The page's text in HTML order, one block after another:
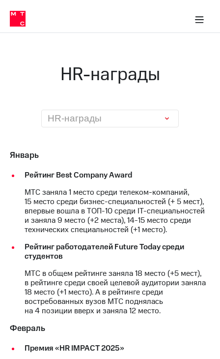
Медиа-центр
и акционерам
Устойчивое развитие
Комплаенс и деловая этика
компании
Карьера
Руководство
Контакты
Медиа-центр
Пресс-
релизы
о технологиях
Интервью
Финансовая
отчетность
Контакты
Новости
в МТС
МТС
о технологиях
HR-награды
HR-награды
Январь
Рейтинг Best Company Award
МТС заняла 1 место среди телеком-компаний,
15 место среди бизнес-специальностей (+ 5 мест),
впервые вошла в ТОП-10 среди IT-специальностей
и заняла 9 место (+2 места), 14-15 место среди
технических специальностей (+1 место).
Рейтинг работодателей Future Today среди
студентов
МТС в общем рейтинге заняла 18 место (+5 мест),
в рейтинге среди своей целевой аудитории заняла
18 место (+1 место). А в рейтинге среди
востребованных вузов МТС поднялась
на 4 позиции вверх и заняла 12 место.
Февраль
Премия «HR IMPACT 2025»